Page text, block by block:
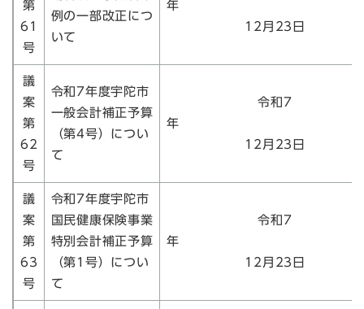
第
61
号
例の一部改正につ
いて
12月23日
議
案
第
62
号
令和7年度宇陀市
一般会計補正予算
（第4号）につい
て
令和7
12月23日
議
案
第
63
号
令和7年度宇陀市
国民健康保険事業
特別会計補正予算
（第1号）につい
て
令和7
12月23日